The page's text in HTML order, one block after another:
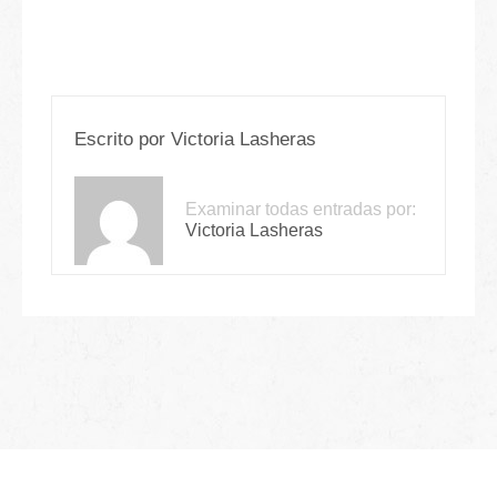
Escrito por Victoria Lasheras
Examinar todas entradas por:
Victoria Lasheras